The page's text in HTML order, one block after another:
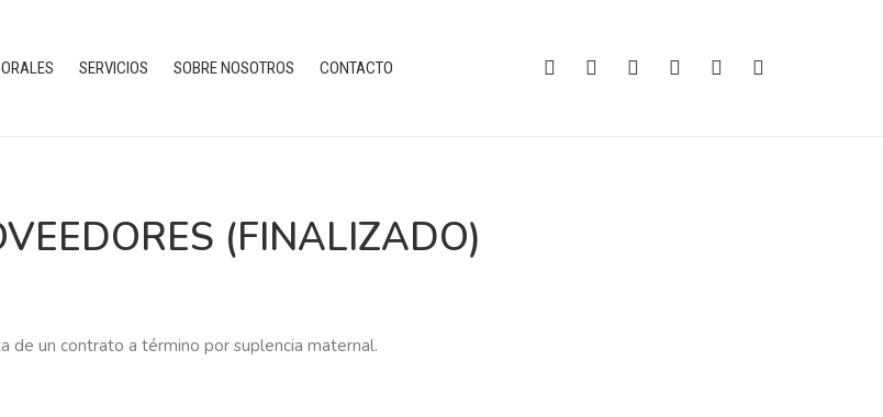
SERVICIOS SOBRE NOSOTROS CONTACTO
(FINALIZADO)
de un contrato a término por suplencia maternal.